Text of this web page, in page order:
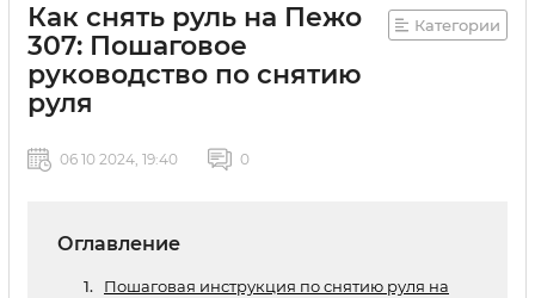
Как снять руль на Пежо
307: Пошаговое
руководство по снятию
руля
Категории
06 10 2024, 19:40 0
Оглавление
Пошаговая инструкция по снятию руля на